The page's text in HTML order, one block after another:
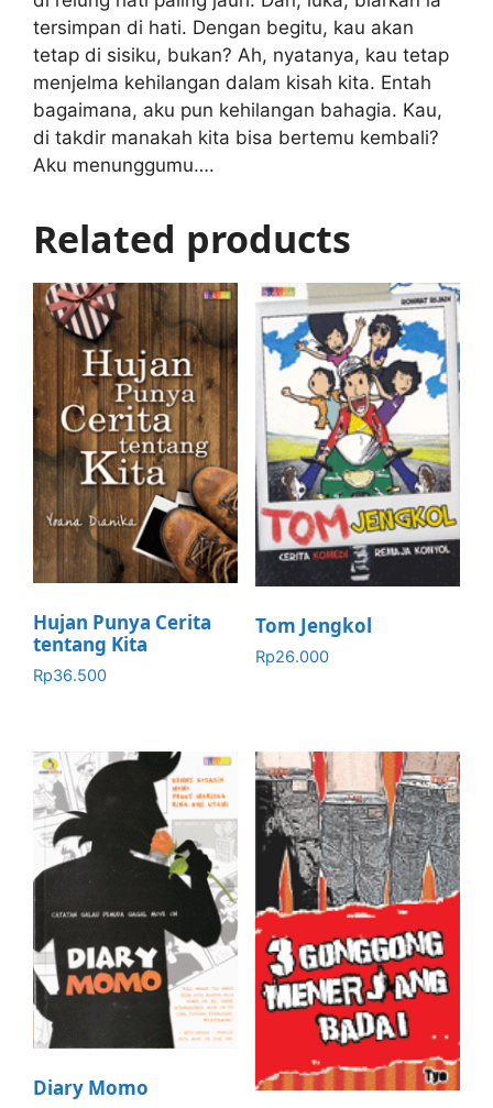
tersimpan di hati. Dengan begitu, kau akan
tetap di sisiku, bukan? Ah, nyatanya, kau tetap
menjelma kehilangan dalam kisah kita. Entah
bagaimana, aku pun kehilangan bahagia. Kau,
di takdir manakah kita bisa bertemu kembali?
Aku menunggumu….
Related products
Hujan Punya Cerita
tentang Kita
Rp36.500
Tom Jengkol
Rp26.000
Diary Momo